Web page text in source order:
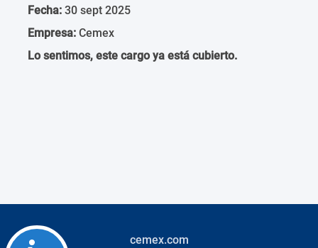
Fecha: 30 sept 2025
Empresa: Cemex
Lo sentimos, este cargo ya está cubierto.
cemex.com